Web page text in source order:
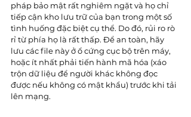
pháp bảo mật rất nghiêm ngặt và họ chỉ
tiếp cận kho lưu trữ của bạn trong một số
tình huống đặc biệt cụ thể. Do đó, rủi ro rò
rỉ từ phía họ là rất thấp. Để an toàn, hãy
lưu các file này ở ổ cứng cục bộ trên máy,
hoặc ít nhất phải tiến hành mã hóa (xáo
trộn dữ liệu để người khác không đọc
được nếu không có mật khẩu) trước khi tải
lên mạng.